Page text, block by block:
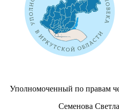
Уполномоченный по правам
Семенова